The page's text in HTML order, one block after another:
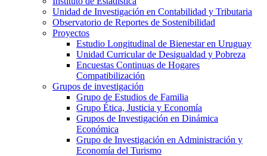
Unidad de Investigación en Contabilidad y Tributaria
Observatorio de Reportes de Sostenibilidad
Proyectos
Estudio Longitudinal de Bienestar en Uruguay
Unidad Curricular de Desigualdad y Pobreza
Encuestas Continuas de Hogares
Compatibilización
Grupos de investigación
Grupo de Estudios de Familia
Grupo Ética, Justicia y Economía
Grupos de Investigación en Dinámica
Económica
Grupo de Investigación en Administración y
Economía del Turismo